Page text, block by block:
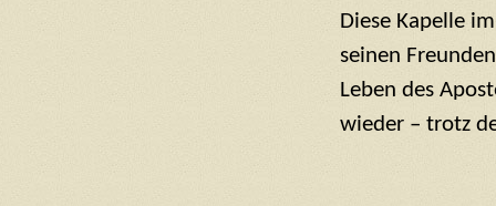
Diese Kapelle
seinen
Leben des
wieder – trotz